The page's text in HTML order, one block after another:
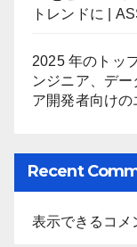
トレンドに |
2025 年のトッ
ンジニア、デ
ア開発者向けの
Recent
表示できるコメ